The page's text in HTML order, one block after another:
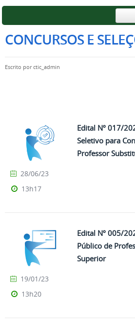
CONCURSOS E
Escrito porctic_admin
Edital Nº 017/
Seletivo para
Professor
28/06/23
13h17
Edital Nº 005/
Público de
Superior
19/01/23
13h20